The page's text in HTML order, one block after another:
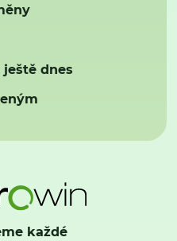
dnes
každé